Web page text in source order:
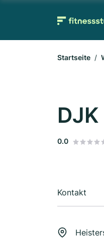
Startseite
0.0
Kontakt